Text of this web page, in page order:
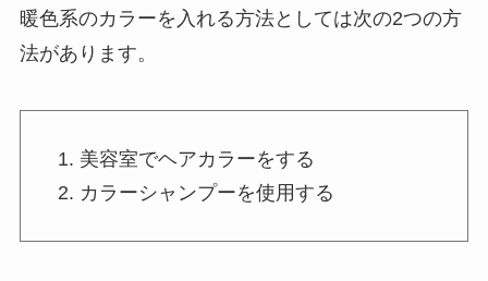
暖色系のカラーを入れる方法としては次の2つの方
法があります。
美容室でヘアカラーをする
カラーシャンプーを使用する